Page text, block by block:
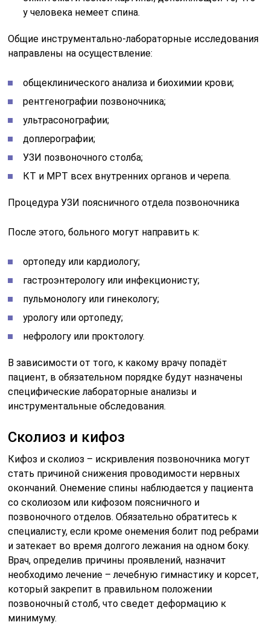
у человека немеет спина.
Общие инструментально-лабораторные исследования
направлены на осуществление:
общеклинического анализа и биохимии крови;
рентгенографии позвоночника;
ультрасонографии;
доплерографии;
УЗИ позвоночного столба;
КТ и МРТ всех внутренних органов и черепа.
Процедура УЗИ поясничного отдела позвоночника
После этого, больного могут направить к:
ортопеду или кардиологу;
гастроэнтерологу или инфекционисту;
пульмонологу или гинекологу;
урологу или ортопеду;
нефрологу или проктологу.
В зависимости от того, к какому врачу попадёт
пациент, в обязательном порядке будут назначены
специфические лабораторные анализы и
инструментальные обследования.
Сколиоз и кифоз
Кифоз и сколиоз – искривления позвоночника могут
стать причиной снижения проводимости нервных
окончаний. Онемение спины наблюдается у пациента
со сколиозом или кифозом поясничного и
позвоночного отделов. Обязательно обратитесь к
специалисту, если кроме онемения болит под ребрами
и затекает во время долгого лежания на одном боку.
Врач, определив причины проявлений, назначит
необходимо лечение – лечебную гимнастику и корсет,
который закрепит в правильном положении
позвоночный столб, что сведет деформацию к
минимуму.